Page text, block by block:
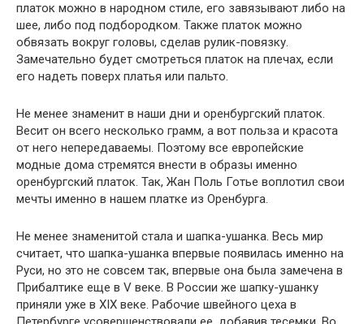
платок можно в народном стиле, его завязывают либо на
шее, либо под подбородком. Также платок можно
обвязать вокруг головы, сделав рулик-повязку.
Замечательно будет смотреться платок на плечах, если
его надеть поверх платья или пальто.
Не менее знаменит в наши дни и оренбургский платок.
Весит он всего несколько грамм, а вот польза и красота
от него непередаваемы. Поэтому все европейские
модные дома стремятся внести в образы именно
оренбургский платок. Так, Жан Поль Готье воплотил свои
мечты именно в нашем платке из Оренбурга.
Не менее знаменитой стала и шапка-ушанка. Весь мир
считает, что шапка-ушанка впервые появилась именно на
Руси, но это не совсем так, впервые она была замечена в
Прибалтике еще в V веке. В России же шапку-ушанку
приняли уже в XIX веке. Рабочие швейного цеха в